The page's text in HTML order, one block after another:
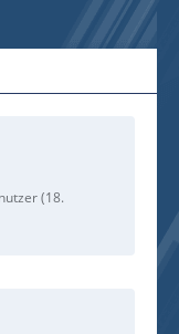
(18.